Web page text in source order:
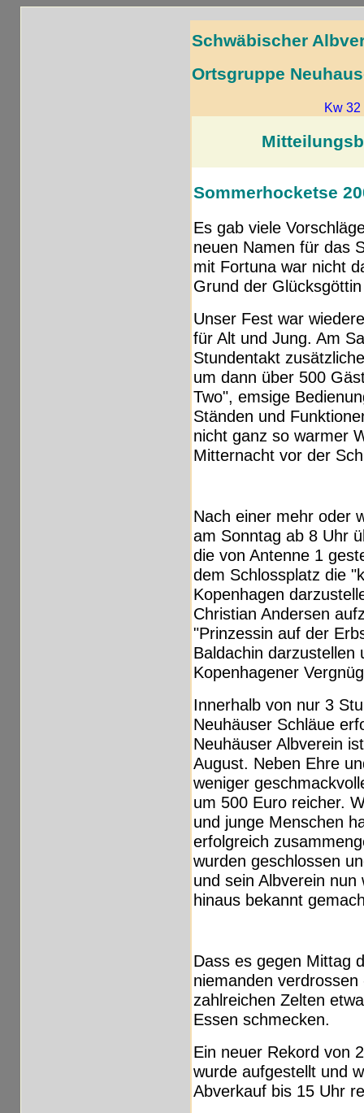
Schwäbischer
Ortsgruppe
Kw 32
Sommerhocketse
Es gab viele
neuen Namen für das
mit Fortuna war nicht
Grund der
Unser Fest war
für Alt und Jung. Am
Stundentakt
um dann über 500
Two", emsige
Ständen und
nicht ganz so warmer
Mitternacht vor der
Nach einer mehr oder
am Sonntag ab 8 Uhr
die von Antenne 1
dem Schlossplatz die
Kopenhagen
Christian Andersen
"Prinzessin auf der
Baldachin darzustellen
Kopenhagener
Innerhalb von nur 3
Neuhäuser Schläue
Neuhäuser Albverein
August. Neben Ehre
weniger
um 500 Euro reicher.
und junge Menschen
erfolgreich
wurden geschlossen
und sein Albverein
hinaus bekannt
Dass es gegen Mittag
niemanden
zahlreichen Zelten
Essen schmecken.
Ein neuer Rekord von
wurde aufgestellt und
Abverkauf bis 15 Uhr